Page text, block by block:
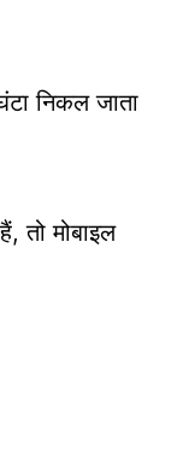
निकल जाता
तो मोबाइल